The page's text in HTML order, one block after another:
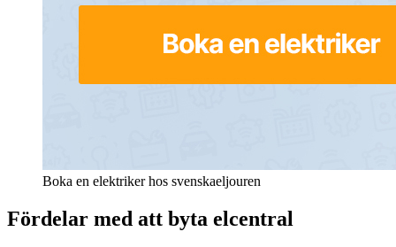
Boka en elektriker hos svenskaeljouren
Fördelar med att byta elcentral